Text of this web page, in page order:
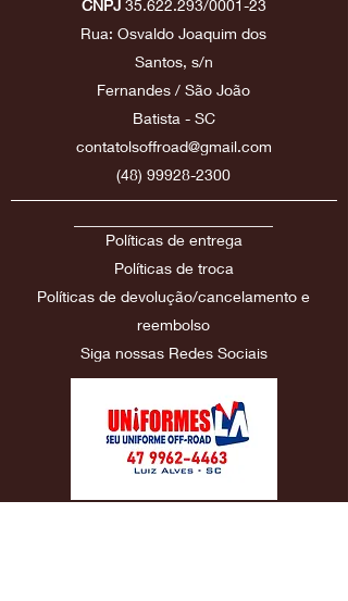
CNPJ 35.622.293/0001-23
Rua: Osvaldo Joaquim dos
Santos, s/n
Fernandes / São João
Batista - SC
contatolsoffroad@gmail.com
(48) 99928-2300
Políticas de entrega
Políticasde troca
Políticas de devolução/cancelamento e
reembolso
Siga nossas Redes Sociais